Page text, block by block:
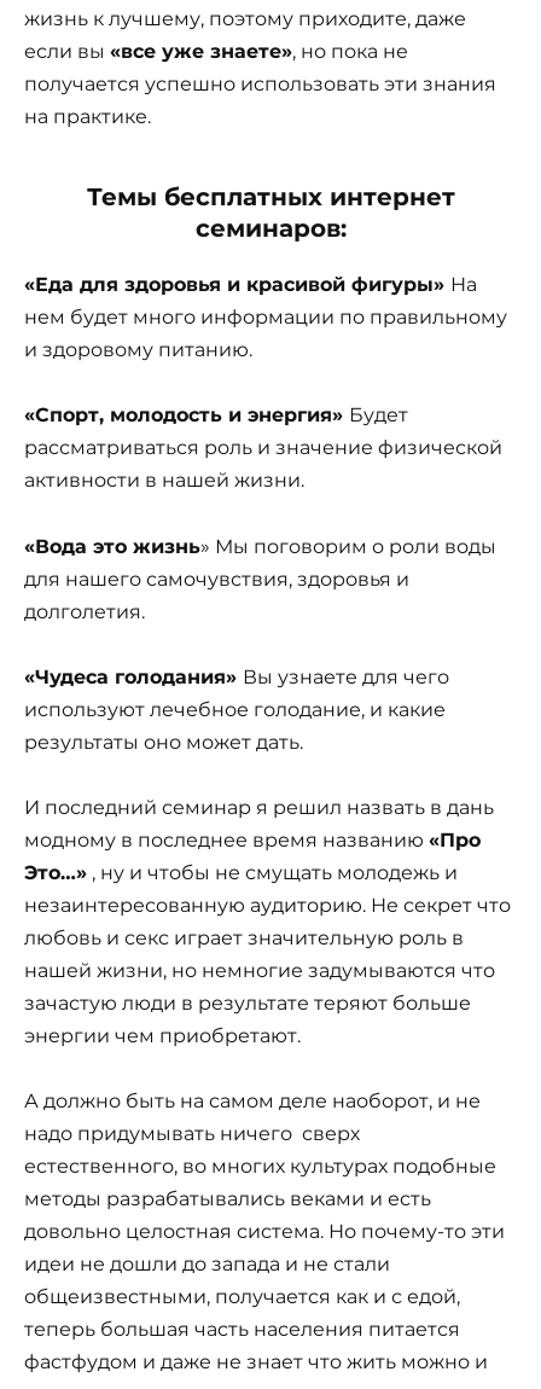
жизнь к лучшему, поэтому приходите, даже
если вы «все уже знаете», но пока не
получается успешно использовать эти знания
на практике.
Темы бесплатных интернет
семинаров:
«Еда для здоровья и красивой фигуры» На
нем будет много информации по правильному
и здоровому питанию.
«Спорт, молодость и энергия» Будет
рассматриваться роль и значение физической
активности в нашей жизни.
«Вода это жизнь» Мы поговорим о роли воды
для нашего самочувствия, здоровья и
долголетия.
«Чудеса голодания» Вы узнаете для чего
используют лечебное голодание, и какие
результаты оно может дать.
И последний семинар я решил назвать в дань
модному в последнее время названию «Про
Это…» , ну и чтобы не смущать молодежь и
незаинтересованную аудиторию. Не секрет что
любовь и секс играет значительную роль в
нашей жизни, но немногие задумываются что
зачастую люди в результате теряют больше
энергии чем приобретают.
А должно быть на самом деле наоборот, и не
надо придумывать ничего сверх
естественного, во многих культурах подобные
методы разрабатывались веками и есть
довольно целостная система. Но почему-то эти
идеи не дошли до запада и не стали
общеизвестными, получается как и с едой,
теперь большая часть населения питается
фастфудом и даже не знает что жить можно и